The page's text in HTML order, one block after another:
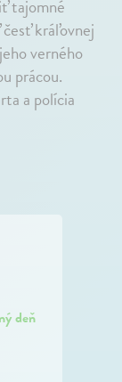
tajomné
kráľovnej
verného
prácou.
a polícia
deň